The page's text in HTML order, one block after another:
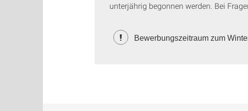
unterjährig begonnen werden. Bei
Bewerbungszeitraum zum